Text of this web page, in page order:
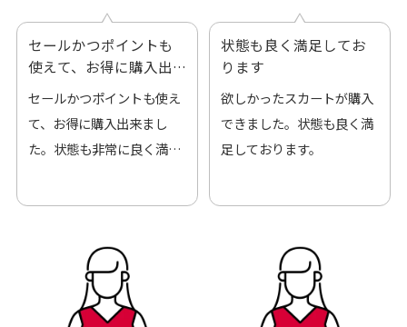
セールかつポイントも
使えて、お得に購入出
来ました
セールかつポイントも使え
て、お得に購入出来まし
た。状態も非常に良く満足
状態も良く満足してお
ります
欲しかったスカートが購入
できました。状態も良く満
足しております。